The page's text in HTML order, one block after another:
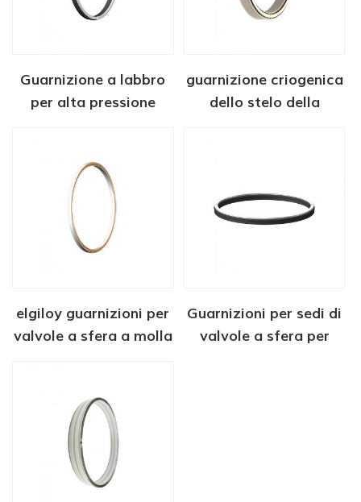
Guarnizione a labbro
per alta pressione
guarnizione criogenica
dello stelo della
elgiloy guarnizioni per
valvole a sfera a molla
Guarnizioni per sedi di
valvole a sfera per